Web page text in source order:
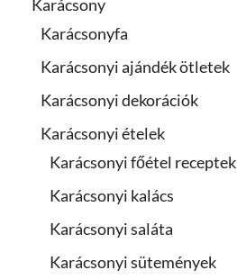
Karácsony
Karácsonyfa
Karácsonyi ajándék ötletek
Karácsonyi dekorációk
Karácsonyi ételek
Karácsonyi főétel receptek
Karácsonyi kalács
Karácsonyi saláta
Karácsonyi sütemények